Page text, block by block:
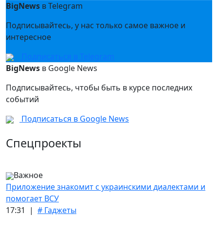
BigNews в Telegram
Подписывайтесь, у нас только самое важное и
интересное
Подписаться в Telegram
BigNews в Google News
Подписывайтесь, чтобы быть в курсе последних
событий
Подписаться в Google News
Спецпроекты
Важное
Приложение знакомит с украинскими диалектами и
помогает ВСУ
17:31 | # Гаджеты